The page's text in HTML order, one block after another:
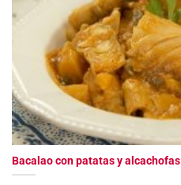
Bacalao con patatas y alcachofas